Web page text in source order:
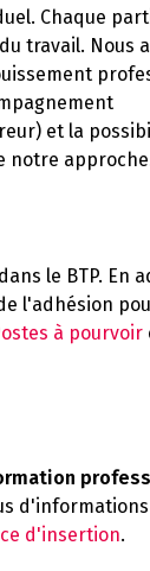
Chaque
travail. Nous
et la
notre
dans le BTP. En
l'adhésion
à pourvoir
d'insertion.